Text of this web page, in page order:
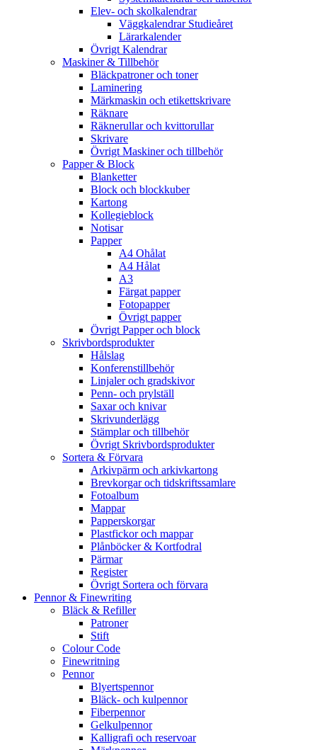
Elev- och skolkalendrar
Väggkalendrar Studieåret
Lärarkalender
Övrigt Kalendrar
Maskiner & Tillbehör
Bläckpatroner och toner
Laminering
Märkmaskin och etikettskrivare
Räknare
Räknerullar och kvittorullar
Skrivare
Övrigt Maskiner och tillbehör
Papper & Block
Blanketter
Block och blockkuber
Kartong
Kollegieblock
Notisar
Papper
A4 Ohålat
A4 Hålat
A3
Färgat papper
Fotopapper
Övrigt papper
Övrigt Papper och block
Skrivbordsprodukter
Hålslag
Konferenstillbehör
Linjaler och gradskivor
Penn- och prylställ
Saxar och knivar
Skrivunderlägg
Stämplar och tillbehör
Övrigt Skrivbordsprodukter
Sortera & Förvara
Arkivpärm och arkivkartong
Brevkorgar och tidskriftssamlare
Fotoalbum
Mappar
Papperskorgar
Plastfickor och mappar
Plånböcker & Kortfodral
Pärmar
Register
Övrigt Sortera och förvara
Pennor & Finewriting
Bläck & Refiller
Patroner
Stift
Colour Code
Finewritning
Pennor
Blyertspennor
Bläck- och kulpennor
Fiberpennor
Gelkulpennor
Kalligrafi och reservoar